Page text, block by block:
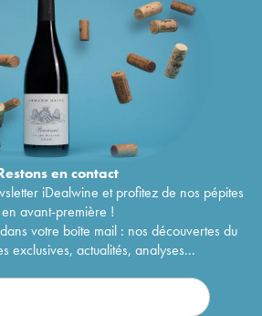
encontact
iDealwine et profitez de nos pépites
en avant-première !
votre boîte mail : nos découvertes du
exclusives, actualités, analyses...